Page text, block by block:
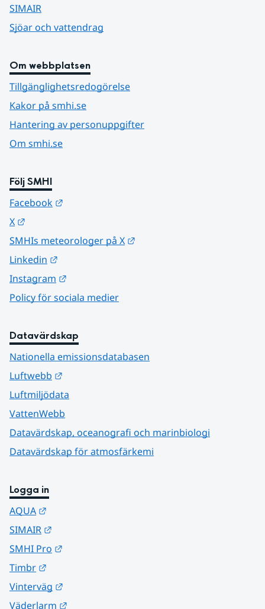
SIMAIR
Sjöar och vattendrag
Om webbplatsen
Tillgänglighetsredogörelse
Kakor på smhi.se
Hantering av personuppgifter
Om smhi.se
Följ SMHI
Facebook
X
SMHIs meteorologer på X
Linkedin
Instagram
Policy för sociala medier
Datavärdskap
Nationella emissionsdatabasen
Luftwebb
Luftmiljödata
VattenWebb
Datavärdskap, oceanografi och marinbiologi
Datavärdskap för atmosfärkemi
Logga in
AQUA
SIMAIR
SMHI Pro
Timbr
Vinterväg
Väderlarm